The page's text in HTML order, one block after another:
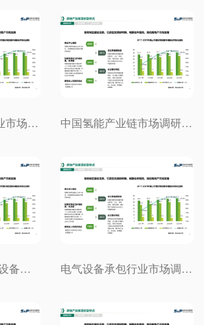
第三方医学诊断行业市场调研项目案例 中国氢能产业链市场调研项目案例
基于5G技术的通信设备行业市场调研项目案例 电气设备承包行业市场调研项目